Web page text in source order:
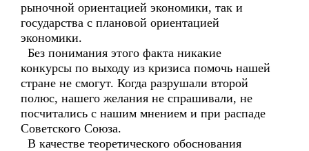
рыночной ориентацией экономики, так и
государства с плановой ориентацией
экономики.
Без понимания этого факта никакие
конкурсы по выходу из кризиса помочь нашей
стране не смогут. Когда разрушали второй
полюс, нашего желания не спрашивали, не
посчитались с нашим мнением и при распаде
Советского Союза.
В качестве теоретического обоснования